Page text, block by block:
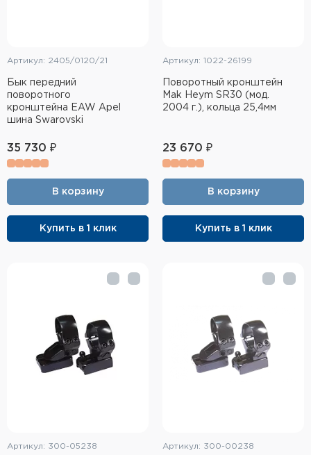
Артикул: 2405/0120/21
Бык передний
поворотного
кронштейна EAW Apel
шина Swarovski
35 730 ₽
В корзину
Купить в 1 клик
Артикул: 1022-26199
Поворотный кронштейн
Mak Heym SR30 (мод.
2004 г.), кольца 25,4мм
23 670 ₽
В корзину
Купить в 1 клик
Артикул: 300-05238 Артикул: 300-00238